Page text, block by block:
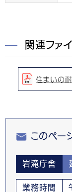
関連ファ
住まいの耐
このペー
岩滝庁舎
業務時間